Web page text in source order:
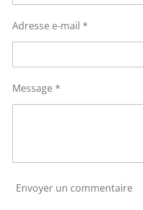
Adresse e-mail *
Message *
Envoyer un commentaire